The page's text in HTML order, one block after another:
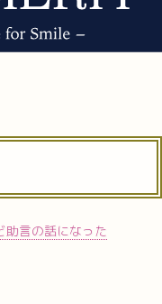
助言の話になった